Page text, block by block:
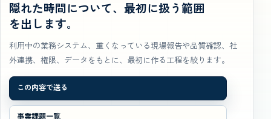
隠れた時間について、最初に扱う範囲
を出します。
利用中の業務システム、重くなっている現場報告や品質確認、社
外連携、権限、データをもとに、最初に作る工程を絞ります。
この内容で送る
事業課題一覧